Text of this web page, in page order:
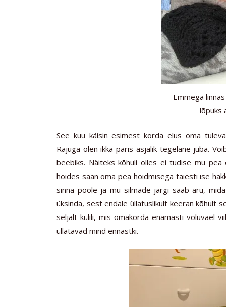
Emmega
lõpuks
See kuu käisin esimest korda elus oma
Rajuga olen ikka päris asjalik tegelane juba.
beebiks. Näiteks kõhuli olles ei tudise mu
hoides saan oma pea hoidmisega täiesti ise
sinna poole ja mu silmade järgi saab aru,
üksinda, sest endale üllatuslikult keeran kõhult
seljalt külili, mis omakorda enamasti võluväel
üllatavad mind ennastki.